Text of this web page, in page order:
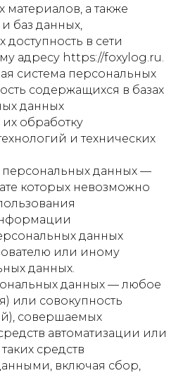
а также
баз данных,
в сети
адресу https://foxylog.ru.
система персональных
содержащихся в базах
данных
обработку
и технических
персональных данных —
которых невозможно
данных
или иному
данных.
данных — любое
или совокупность
совершаемых
автоматизации или
средств
включая сбор,